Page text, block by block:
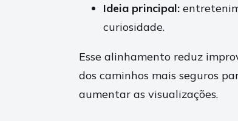
Ideia principal:
curiosidade.
Esse alinhamento reduz
dos caminhos mais seguros
aumentar as visualizações.